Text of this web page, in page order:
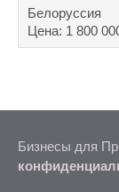
хозтовары
Белоруссия
Цена: 1 800
Бизнесы для